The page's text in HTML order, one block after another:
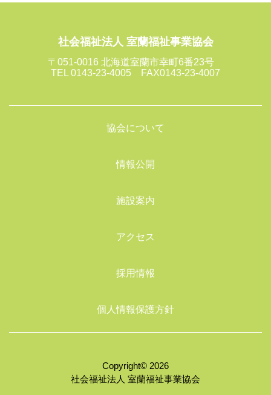
社会福祉法人 室蘭福祉事業協会
〒051-0016 北海道室蘭市幸町6番23号
TEL 0143-23-4005 FAX0143-23-4007
協会について
情報公開
施設案内
アクセス
採用情報
個人情報保護方針
Copyright© 2026
社会福祉法人 室蘭福祉事業協会